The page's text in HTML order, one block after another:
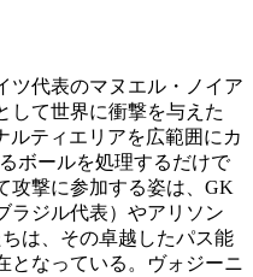
ツ代表のマヌエル・ノイア
して世界に衝撃を与えた
ルティエリアを広範囲にカ
ボールを処理するだけで
攻撃に参加する姿は、GK
ラジル代表）やアリソン
は、その卓越したパス能
となっている。ヴォジーニ